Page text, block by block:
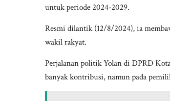
untuk periode 2024-2029.
Resmi dilantik (12/8/2024), ia
wakil rakyat.
Perjalanan politik Yolan di DPRD
banyak kontribusi, namun pada